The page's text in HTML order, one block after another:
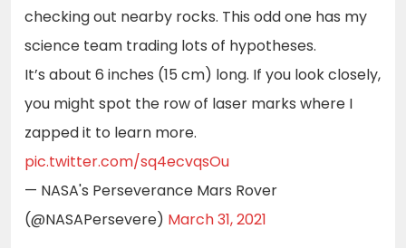
checking out nearby rocks. This odd one has my
science team trading lots of hypotheses.
It’s about 6 inches (15 cm) long. If you look closely,
you might spot the row of laser marks where I
zapped it to learn more.
pic.twitter.com/sq4ecvqsOu
— NASA's Perseverance Mars Rover
(@NASAPersevere) March 31, 2021